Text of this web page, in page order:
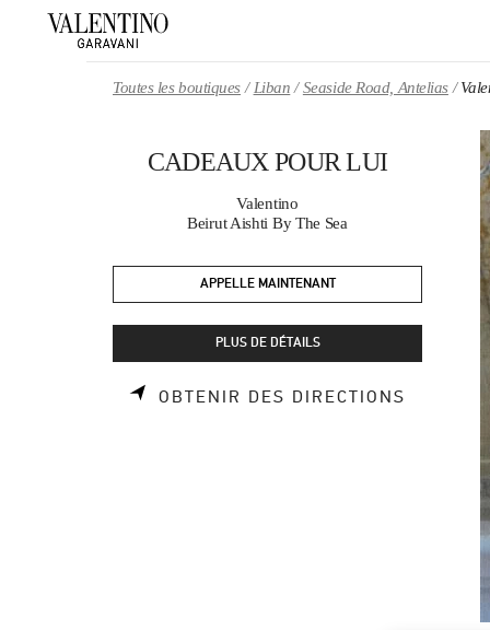
Toutes les boutiques Liban Seaside Road, Antelias
CADEAUX POUR LUI
Valentino
Beirut Aishti By The Sea
APPELLE MAINTENANT
PLUS DE DÉTAILS
OBTENIR DES DIRECTIONS